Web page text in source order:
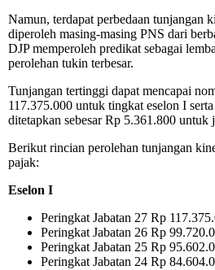
Namun, terdapat perbedaan tunjangan
diperoleh masing-masing PNS dari
DJP memperoleh predikat sebagai
perolehan tukin terbesar.
Tunjangan tertinggi dapat mencapai
117.375.000 untuk tingkat eselon I
ditetapkan sebesar Rp 5.361.800 untuk
Berikut rincian perolehan tunjangan
pajak:
Eselon I
Peringkat Jabatan 27 Rp
Peringkat Jabatan 26 Rp
Peringkat Jabatan 25 Rp
Peringkat Jabatan 24 Rp